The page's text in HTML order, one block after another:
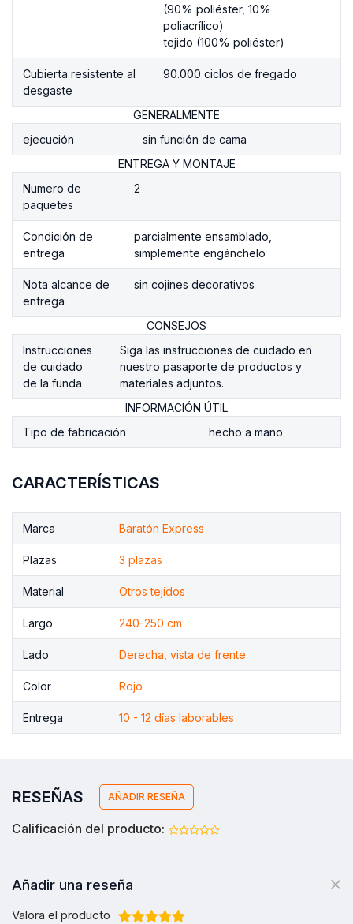
(90% poliéster, 10%
poliacrílico)
tejido (100% poliéster)
Cubierta resistente al
desgaste
90.000 ciclos de fregado
GENERALMENTE
ejecución
sin función de cama
ENTREGA Y MONTAJE
Numero de
paquetes
2
Condición de
entrega
parcialmente ensamblado,
simplemente engánchelo
Nota alcance de
entrega
sin cojines decorativos
CONSEJOS
Instrucciones
de cuidado
de la funda
Siga las instrucciones de cuidado en
nuestro pasaporte de productos y
materiales adjuntos.
INFORMACIÓN ÚTIL
Tipo de fabricación
hecho a mano
CARACTERÍSTICAS
Marca Baratón Express
Plazas 3 plazas
Material Otros tejidos
Largo 240-250 cm
Lado Derecha, vista de frente
Color Rojo
Entrega 10 - 12 días laborables
RESEÑAS AÑADIR RESEÑA
Calificación del producto:
Añadir una reseña
Valora el producto